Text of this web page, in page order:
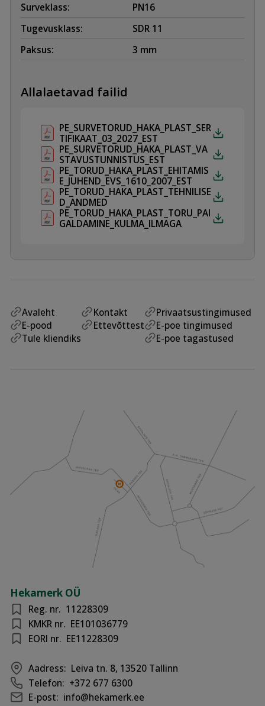
Surveklass:
PN16
Tugevusklass:
SDR 11
Paksus:
3 mm
Allalaetavad failid
PE_SURVETORUD_HAKA_PLAST_SER
TIFIKAAT_03_2027_EST
PE_SURVETORUD_HAKA_PLAST_VA
STAVUSTUNNISTUS_EST
PE_TORUD_HAKA_PLAST_EHITAMIS
E_JUHEND_EVS_1610_2007_EST
PE_TORUD_HAKA_PLAST_TEHNILISE
D_ANDMED
PE_TORUD_HAKA_PLAST_TORU_PAI
GALDAMINE_KULMA_ILMAGA
Avaleht
E-pood
Tule kliendiks
Kontakt
Ettevõttest
Privaatsustingimused
E-poe tingimused
E-poe tagastused
Hekamerk OÜ
Reg. nr. 11228309
KMKR nr. EE101036779
EORI nr. EE11228309
Aadress: Leiva tn. 8, 13520 Tallinn
Telefon: +372 677 6300
E-post: info@hekamerk.ee